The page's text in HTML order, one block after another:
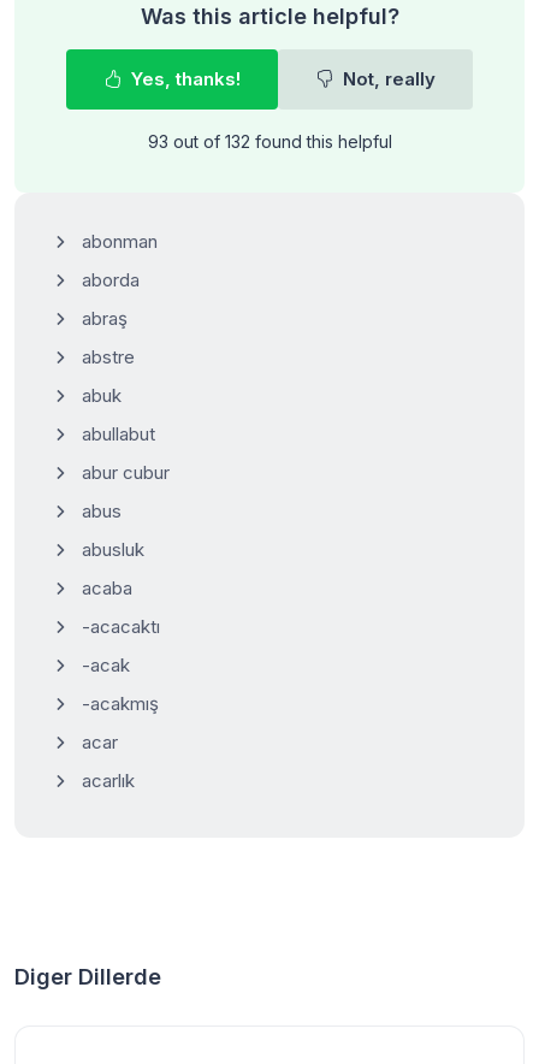
Was this article helpful?
Yes, thanks! Not, really
93 out of 132 found this helpful
abonman
aborda
abraş
abstre
abuk
abullabut
abur cubur
abus
abusluk
acaba
-acacaktı
-acak
-acakmış
acar
acarlık
Diger Dillerde